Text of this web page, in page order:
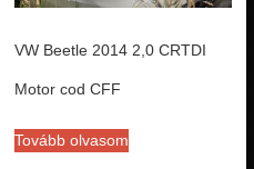
VW Beetle 2014 2,0 CRTDI
Motor cod CFF
Tovább olvasom